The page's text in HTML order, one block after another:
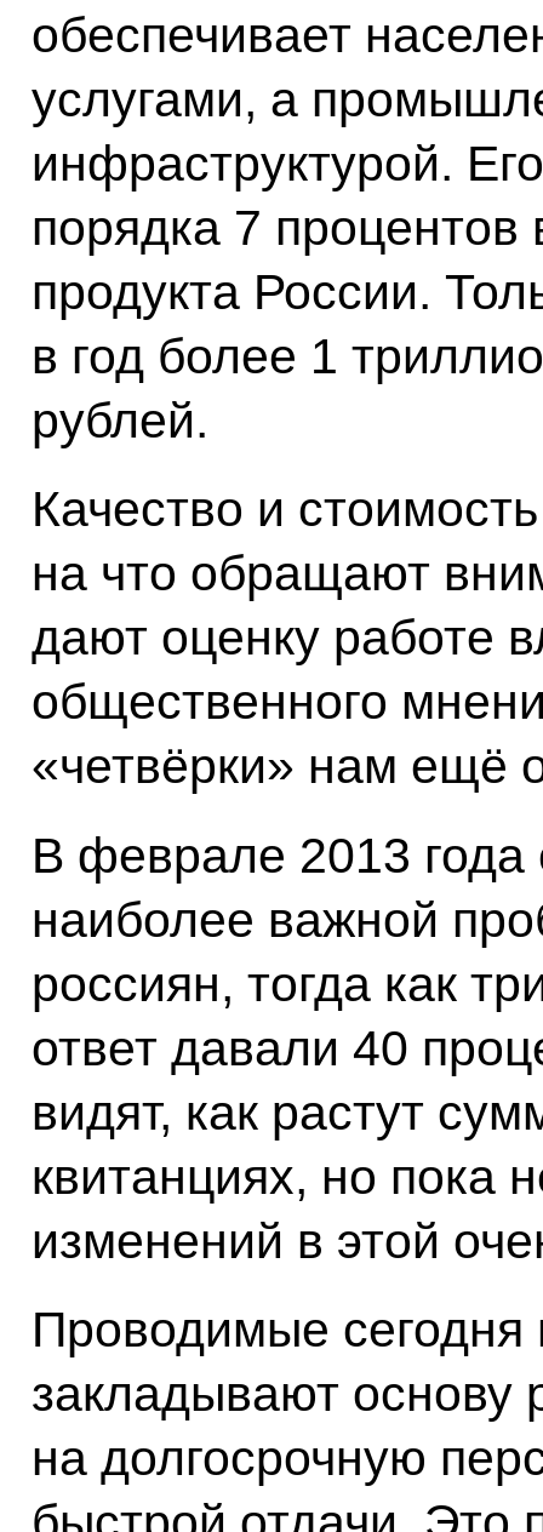
обеспечивает
услугами, а
инфраструктурой.
порядка 7 процентов
продукта России.
в год более 1
рублей.
Качество и
на что обращают
дают оценку работе
общественного
«четвёрки» нам ещё
В феврале 2013
наиболее важной
россиян, тогда как
ответ давали 40
видят, как растут
квитанциях, но пока
изменений в этой
Проводимые сегодня
закладывают основу
на долгосрочную